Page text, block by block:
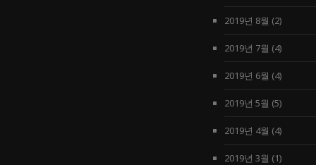
2019년 8월 (2)
2019년 7월 (4)
2019년 6월 (4)
2019년 5월 (5)
2019년 4월 (4)
2019년 3월 (1)